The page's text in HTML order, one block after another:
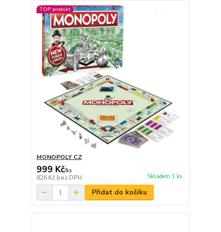
TOP produkt
MONOPOLY CZ
999 Kč/ks
826 Kč bez DPH Skladem 1 ks
Přidat do košíku